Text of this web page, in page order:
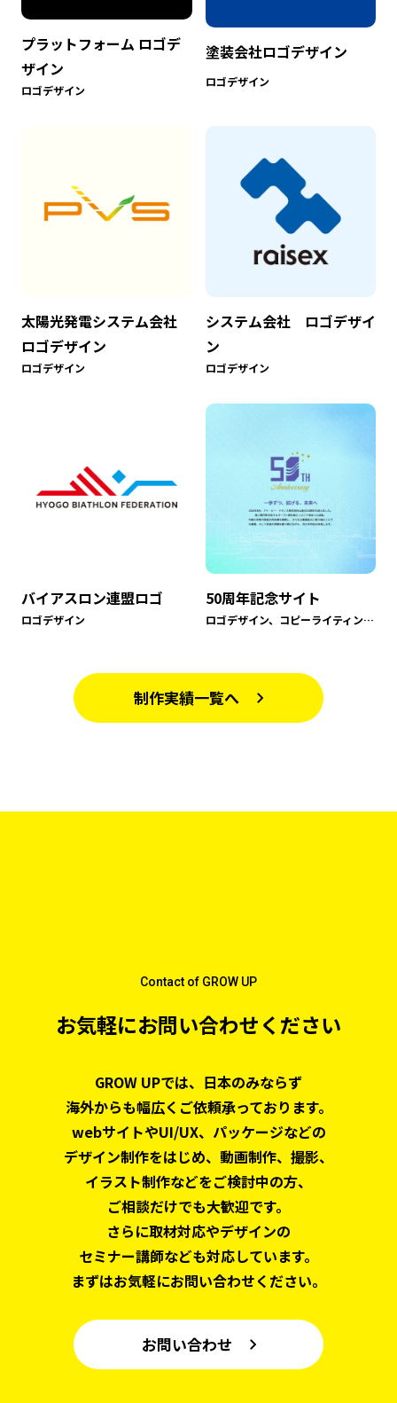
プラットフォーム ロゴデ
ザイン
ロゴデザイン
塗装会社ロゴデザイン
ロゴデザイン
太陽光発電システム会社
ロゴデザイン
ロゴデザイン
システム会社 ロゴデザイ
ン
ロゴデザイン
バイアスロン連盟ロゴ
ロゴデザイン
50周年記念サイト
ロゴデザイン、コピーライティング、webサイト、撮影
制作実績一覧へ
お気軽にお問い合わせください
Contact of GROW UP
GROW UPでは、日本のみならず
海外からも幅広くご依頼承っております。
webサイトやUI/UX、パッケージなどの
デザイン制作をはじめ、 動画制作、撮影、
イラスト制作などをご検討中の方、
ご相談だけでも大歓迎です。
さらに取材対応やデザインの
セミナー講師なども対応しています。
まずはお気軽にお問い合わせください。
お問い合わせ